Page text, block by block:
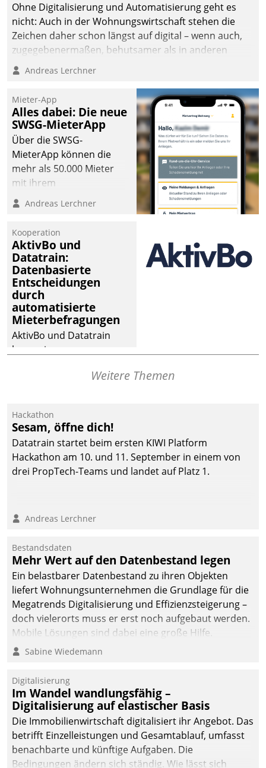
Ohne Digitalisierung und Automatisierung geht es
nicht: Auch in der Wohnungswirtschaft stehen die
Zeichen daher schon längst auf digital – wenn auch,
zugegebenermaßen, behutsamer als in anderen
Branchen.
Andreas Lerchner
Mieter-App
Alles dabei: Die neue
SWSG-MieterApp
Über die SWSG-
MieterApp können die
mehr als 50.000 Mieter
mit ihrem
Wohnungsunternehmen
kommunizieren, auf dem
einsehen und ändern
oder
Schadensmeldungen
abgeben – rund um die
Uhr.
Andreas Lerchner
Kooperation
AktivBo und
Datatrain:
Datenbasierte
Entscheidungen
durch
automatisierte
Mieterbefragungen
AktivBo und Datatrain
kooperieren –
profitieren: Die nahtlose
Datatrain ermöglicht
automatisiert ausgelöste,
zielgerichtete
Mieterbefragungen – eine
starke Grundlage für
Entscheidungen.
Weitere Themen
Hackathon
Sesam, öffne dich!
Datatrain startet beim ersten KIWI Platform
Hackathon am 10. und 11. September in einem von
drei PropTech-Teams und landet auf Platz 1.
Andreas Lerchner
Bestandsdaten
Mehr Wert auf den Datenbestand legen
Ein belastbarer Datenbestand zu ihren Objekten
liefert Wohnungsunternehmen die Grundlage für die
Megatrends Digitalisierung und Effizienzsteigerung –
doch vielerorts muss er erst noch aufgebaut werden.
Mobile Lösungen sind dabei eine große Hilfe.
Sabine Wiedemann
Digitalisierung
Im Wandel wandlungsfähig –
Digitalisierung auf elastischer Basis
Die Immobilienwirtschaft digitalisiert ihr Angebot. Das
betrifft Einzelleistungen und Gesamtablauf, umfasst
benachbarte und künftige Aufgaben. Die
Bedingungen ändern sich ständig. Wie lässt sich